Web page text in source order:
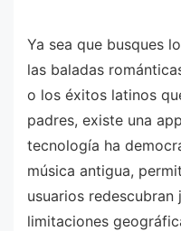
Ya sea que busques
las baladas
o los éxitos latinos
padres, existe una
tecnología ha
música antigua,
usuarios redescubran
limitaciones